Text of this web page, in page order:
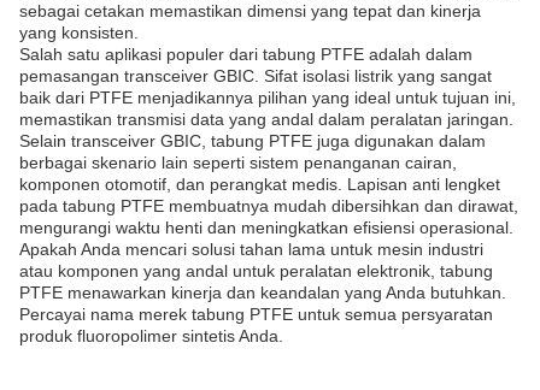
sebagai cetakan memastikan dimensi yang tepat dan kinerja
yang konsisten.
Salah satu aplikasi populer dari tabung PTFE adalah dalam
pemasangan transceiver GBIC. Sifat isolasi listrik yang sangat
baik dari PTFE menjadikannya pilihan yang ideal untuk tujuan ini,
memastikan transmisi data yang andal dalam peralatan jaringan.
Selain transceiver GBIC, tabung PTFE juga digunakan dalam
berbagai skenario lain seperti sistem penanganan cairan,
komponen otomotif, dan perangkat medis. Lapisan anti lengket
pada tabung PTFE membuatnya mudah dibersihkan dan dirawat,
mengurangi waktu henti dan meningkatkan efisiensi operasional.
Apakah Anda mencari solusi tahan lama untuk mesin industri
atau komponen yang andal untuk peralatan elektronik, tabung
PTFE menawarkan kinerja dan keandalan yang Anda butuhkan.
Percayai nama merek tabung PTFE untuk semua persyaratan
produk fluoropolimer sintetis Anda.